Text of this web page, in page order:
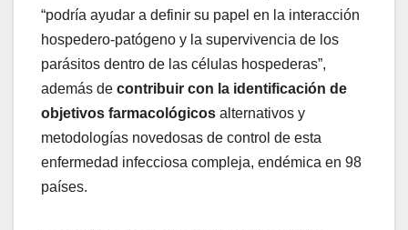
“podría ayudar a definir su papel en la interacción
hospedero-patógeno y la supervivencia de los
parásitos dentro de las células hospederas”,
además de contribuir con la identificación de
objetivos farmacológicos alternativos y
metodologías novedosas de control de esta
enfermedad infecciosa compleja, endémica en 98
países.